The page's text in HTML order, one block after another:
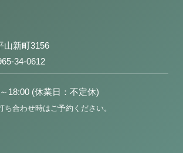
山新町3156
34-0612
18:00 (休業日：不定休)
ち合わせ時はご予約ください。